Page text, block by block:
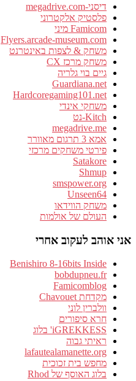
דיסני-megadrive.com
פלסטיק אלקטרוני
Famicom מיני
Flyers.arcade-museum.com
משחק & לצפות באינטרנט
משחק מרכז CX
גיים בוי גלריה
Guardiana.net
Hardcoregaming101.net
משחקי אינדי
Kitch-נט
megadrive.me
אמא 3 תרגום מאוורר
פירטי משחקים מרכזי
Satakore
Shmup
smspower.org
Unseen64
משחק הווידאו
העולם של אולמות
אני אוהב לעקוב אחרי
Benishiro 8-16bits Inside
bobdupneu.fr
Famicomblog
מקדחת Chavouet
וולברין לוני
חרא סיפורים
iGREKKESS' בלוג
ראיתי גבוה
lafautealamanette.org
מחפש בית זכוכית
בלוג האוסף של Rhod